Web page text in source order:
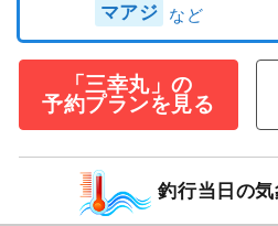
マアジ
「三幸丸」の
予約プランを見る
釣行当日の